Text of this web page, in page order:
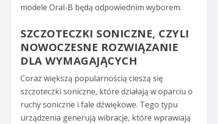
modele Oral-B będą odpowiednim wyborem.
SZCZOTECZKI SONICZNE, CZYLI
NOWOCZESNE ROZWIĄZANIE
DLA WYMAGAJĄCYCH
Coraz większą popularnością cieszą się
szczoteczki soniczne, które działają w oparciu o
ruchy soniczne i fale dźwiękowe. Tego typu
urządzenia generują wibracje, które wprawiają